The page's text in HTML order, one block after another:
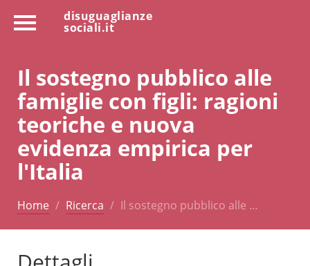
disuguaglianze
sociali.it
Il sostegno pubblico alle
famiglie con figli: ragioni
teoriche e nuova
evidenza empirica per
l'Italia
Home Ricerca Il sostegno pubblico alle …